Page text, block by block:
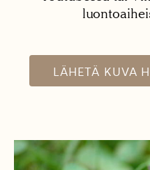
LÄHETÄ KUVA